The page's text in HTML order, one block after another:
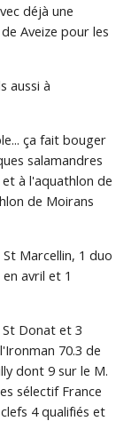
déjà une
Aveize pour les
aussi à
ça fait bouger
salamandres
à l'aquathlon de
de Moirans
Marcellin, 1 duo
avril et 1
St Donat et 3
70.3 de
dont 9 sur le M.
sélectif France
4 qualifiés et